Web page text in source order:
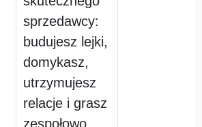
sprzedawcy:
budujesz lejki,
domykasz,
utrzymujesz
relacje i grasz
zespołowo.